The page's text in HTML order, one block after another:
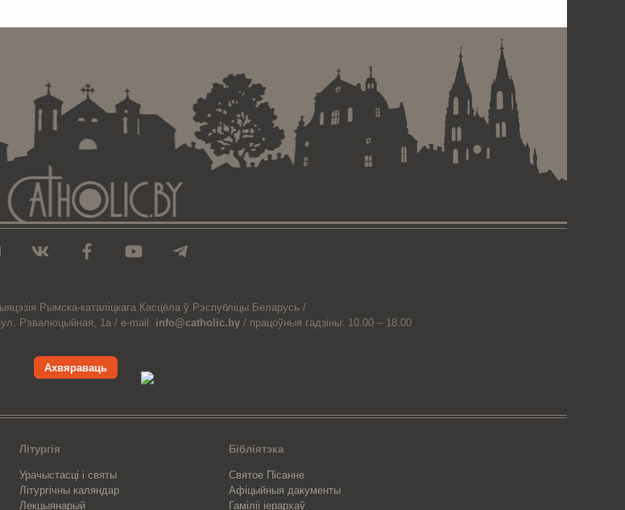
Рымска-каталіцкагаКасцёла ў Рэспубліцы Беларусь /
Рэвалюцыйная, 1а / e-mail: info@catholic.by/ працоўныя гадзіны: 10.00 – 18.00
Ахвяраваць
Літургія
Урачыстасці і святы
Літургічны каляндар
Лекцыянарый
Бібліятэка
Святое Пісанне
Афіцыйныя дакументы
Гаміліі іерархаў